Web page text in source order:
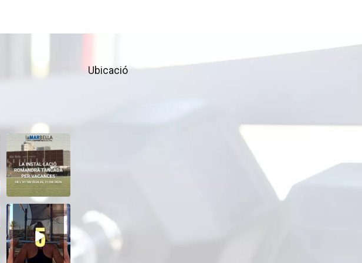
El CEM La Mar
Bella romandrà
tancat durant el
11 0
Cada sessió és
un pas més cap als
teus...
19 0
Ubicació